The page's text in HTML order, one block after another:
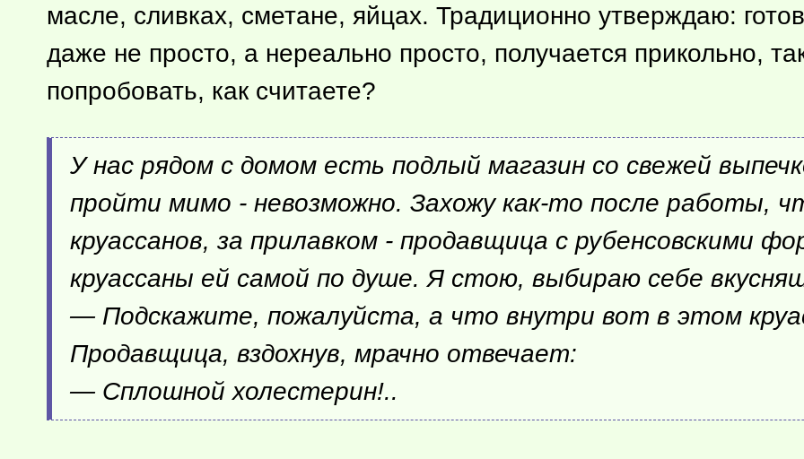
масле, сливках, сметане, яйцах. Традиционно утверждаю:
даже не просто, а нереально просто, получается прикольно,
попробовать, как считаете?
У нас рядом с домом есть подлый магазин со свежей
пройти мимо - невозможно. Захожукак-то после работы,
круассанов, за прилавком - продавщица с рубенсовскими
круассаны ей самой по душе. Я стою, выбираю себе
— Подскажите, пожалуйста, а что внутри вот в этом
Продавщица, вздохнув, мрачно отвечает:
— Сплошной холестерин!..